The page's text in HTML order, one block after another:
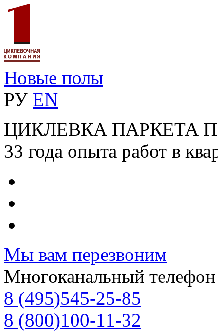
Новые полы
РУ EN
ЦИКЛЕВКА ПАРКЕТА
33 года опыта работ в
Мы вам перезвоним
Многоканальный телефон
8 (495)545-25-85
8 (800)100-11-32